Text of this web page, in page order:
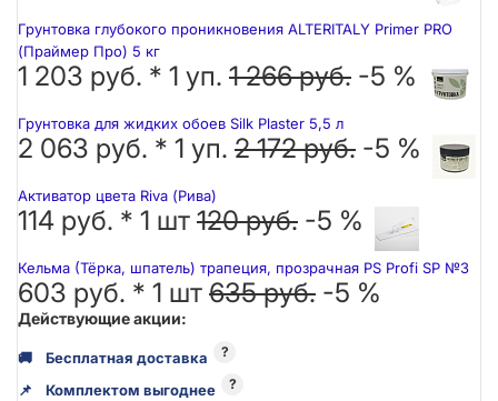
Грунтовка глубокого проникновения ALTERITALY Primer PRO
(Праймер Про) 5 кг
1 203 руб. * 1 уп. 1 266 руб. -5 %
Грунтовка для жидких обоев Silk Plaster 5,5 л
2 063 руб. * 1 уп. 2 172 руб. -5 %
Активатор цвета Riva (Рива)
114 руб. * 1 шт 120 руб. -5 %
Кельма (Тёрка, шпатель) трапеция, прозрачная PS Profi SP №3
603 руб. * 1 шт 635 руб. -5 %
Действующие акции:
🚚 Бесплатная доставка ?
📌 Комплектом выгоднее ?